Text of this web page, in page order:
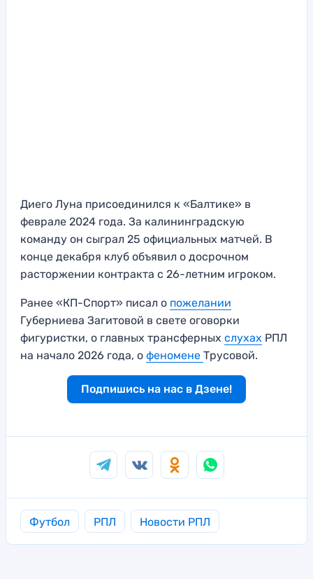
Диего Луна присоединился к «Балтике» в
феврале 2024 года. За калининградскую
команду он сыграл 25 официальных матчей. В
конце декабря клуб объявил о досрочном
расторжении контракта с 26-летним игроком.
Ранее «КП-Спорт» писал о пожелании
Губерниева Загитовой в свете оговорки
фигуристки, о главных трансферных слухах РПЛ
на начало 2026 года, о феномене Трусовой.
Подпишись на нас в Дзене!
Футбол РПЛ Новости РПЛ